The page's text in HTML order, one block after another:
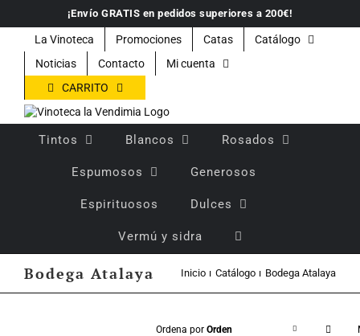
contenido
¡Envío GRATIS en pedidos superiores a 200€!
La Vinoteca Promociones Catas
Catálogo
Noticias
Contacto
Mi cuenta
CARRITO
Tintos Blancos Rosados
Espumosos Generosos
Espirituosos Dulces
Vermú y sidra
Bodega Atalaya Inicio Catálogo Bodega Atalaya
Ordena por Orden